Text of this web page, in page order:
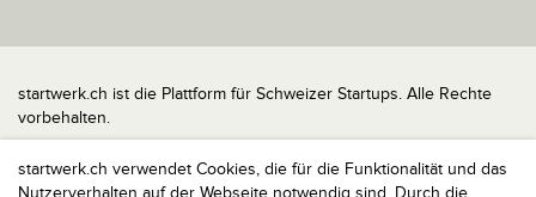
startwerk.ch verwendet Cookies, die für die Funktionalität und das
Nutzerverhalten auf der Webseite notwendig sind. Durch die
startwerk.ch ist die Plattform für Schweizer Startups. Alle Rechte
vorbehalten.
Impressum
Kontakt